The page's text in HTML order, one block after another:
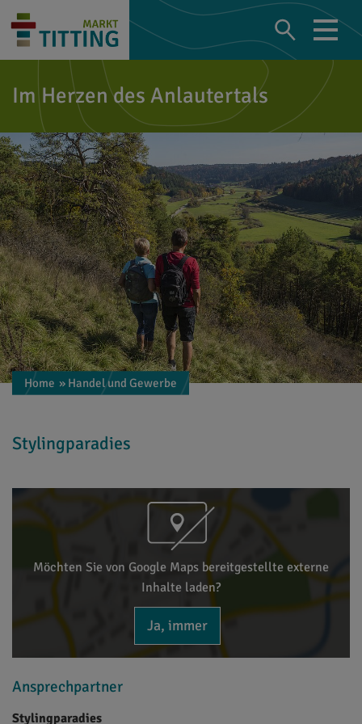
Im Herzen des Anlautertals
Home » Handel und Gewerbe
Stylingparadies
Möchten Sie von Google Maps bereitgestellte externe
Inhalte laden?
Ja, immer
Ansprechpartner
Stylingparadies